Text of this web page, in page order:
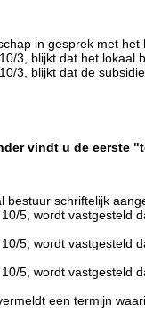
in gesprek met het
3, blijkt dat het lokaal
3, blijkt dat de
vindt u de eerste
bestuur schriftelijk
5, wordt vastgesteld
5, wordt vastgesteld
5, wordt vastgesteld
een termijn